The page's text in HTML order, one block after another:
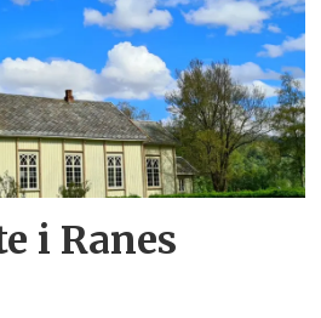
i Ranes